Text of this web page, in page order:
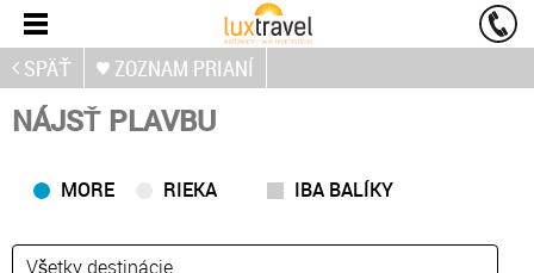
SPÄŤ ZOZNAM PRIANÍ
NÁJSŤ PLAVBU
MORE RIEKA IBA BALÍKY